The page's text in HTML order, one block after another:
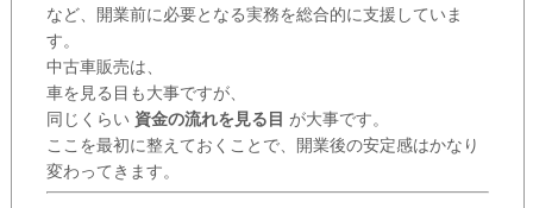
など、開業前に必要となる実務を総合的に支援していま
す。
中古車販売は、
車を見る目も大事ですが、
同じくらい 資金の流れを見る目 が大事です。
ここを最初に整えておくことで、開業後の安定感はかなり
変わってきます。